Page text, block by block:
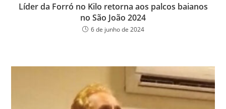
Líder da Forró no Kilo retorna aos palcos baianos
no São João 2024
6 de junho de 2024